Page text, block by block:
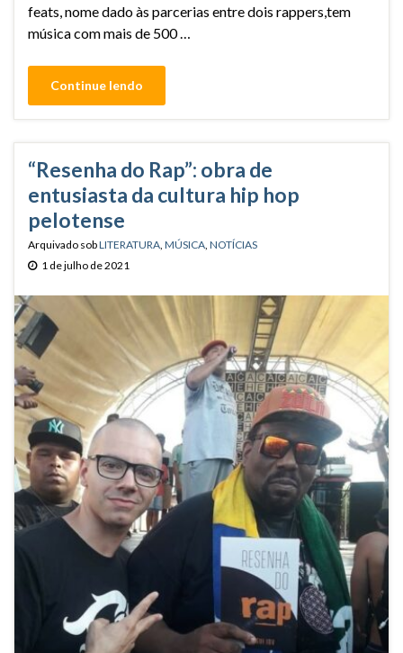
feats, nome dado às parcerias entre dois rappers,tem
música com mais de 500 …
Continue lendo
“Resenha do Rap”: obra de
entusiasta da cultura hip hop
pelotense
Arquivado sobLITERATURA, MÚSICA, NOTÍCIAS
1 de julho de 2021